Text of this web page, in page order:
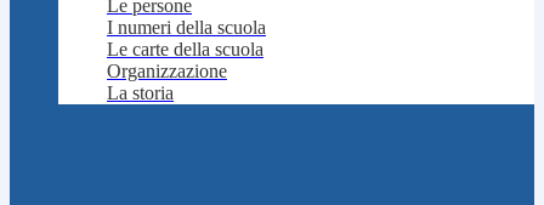
Le persone
I numeri della scuola
Le carte della scuola
Organizzazione
La storia